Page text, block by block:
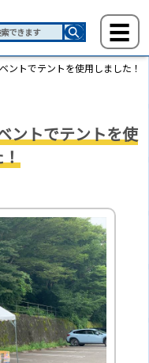
ントでテントを使用しました！
ントでテントを使